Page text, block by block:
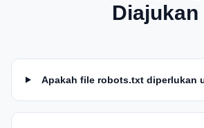
Diajukan
Apakah file robots.txt diperlukan